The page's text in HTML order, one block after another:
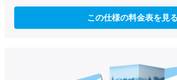
この仕様の料金表を見る